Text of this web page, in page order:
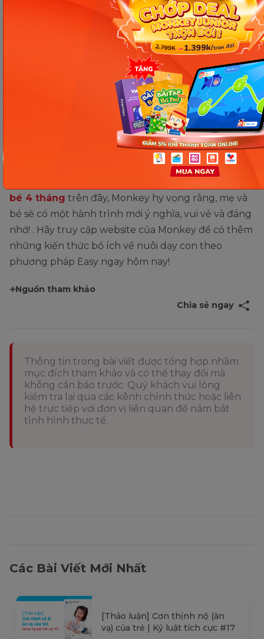
Kiên trì, nhất quán:Khi bắt đầu một chu kỳ
mới, không thể tránh khỏi những khó khăn khi
bé chưa chịu “hợp tác”. Mẹ hãy kiên trì thực
hiện lặp lại lịch trình mới để phương pháp Easy
cho trẻ 4 tháng tuổi đạt được kết quả tốt
Không áp dụng máy móc:Theo các chuyên
gia, việc áp dụng phương pháp Easy cho bé
còn phụ thuộc vào dấu hiệu của con. Ba mẹ
cũng đừng quá nôn nóng khi chưa thấy kết
quả hoặc con chưa sẵn sàng bước sang chu kỳ
bé 4 tháng trên đây, Monkey hy vọng rằng, mẹ và
bé sẽ có một hành trình mới ý nghĩa, vui vẻ và đáng
nhớ! . Hãy truy cập website của Monkey để có thêm
những kiến thức bổ ích về nuôi dạy con theo
phương pháp Easy ngay hôm nay!
Nguồn tham khảo
Chia sẻ ngay
Thông tin trong bài viết được tổng hợp nhằm
mục đích tham khảo và có thể thay đổi mà
không cần báo trước. Quý khách vui lòng
kiểm tra lại qua các kênh chính thức hoặc liên
hệ trực tiếp với đơn vị liên quan để nắm bắt
tình hình thực tế.
Các Bài Viết Mới Nhất
[Thảo luận] Cơn thịnh nộ (ăn
vạ) của trẻ | Kỷ luật tích cực #17